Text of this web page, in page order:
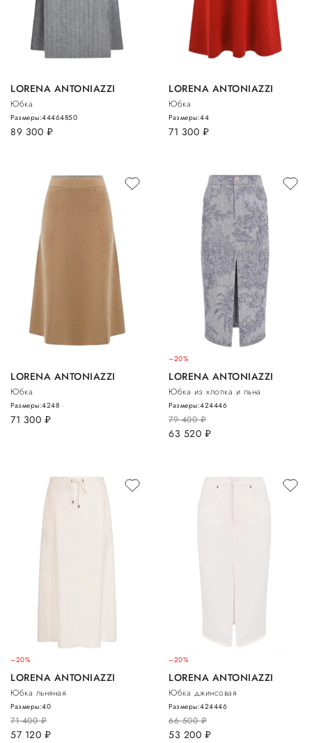
LORENA ANTONIAZZI
Юбка
89 300 руб.
Размеры:44464850
LORENA ANTONIAZZI
Юбка
71 300 руб.
Размеры:44
LORENA ANTONIAZZI
Юбка
71 300 руб.
Размеры:4248
–20%
LORENA ANTONIAZZI
Юбка из хлопка и льна
79 400руб.
63 520 руб.
Размеры:424446
–20%
LORENA ANTONIAZZI
Юбка льняная
71 400руб.
57 120 руб.
Размеры:40
–20%
LORENA ANTONIAZZI
Юбка джинсовая
66 500руб.
53 200 руб.
Размеры:424446